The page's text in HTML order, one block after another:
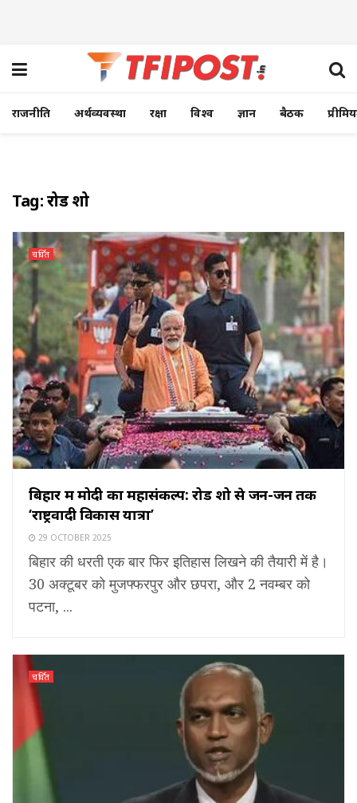
राजनीति अर्थव्यवस्था रक्षा विश्व ज्ञान बैठक
Tag:रोड शो
चर्चित
बिहार में मोदी का महासंकल्प: रोड शो से जन-जन तक
‘राष्ट्रवादी विकास यात्रा’
29 OCTOBER 2025
बिहार की धरती एक बार फिर इतिहास लिखने की तैयारी में है।
30 अक्टूबर को मुजफ्फरपुर और छपरा, और 2 नवम्बर को
पटना, ...
चर्चित